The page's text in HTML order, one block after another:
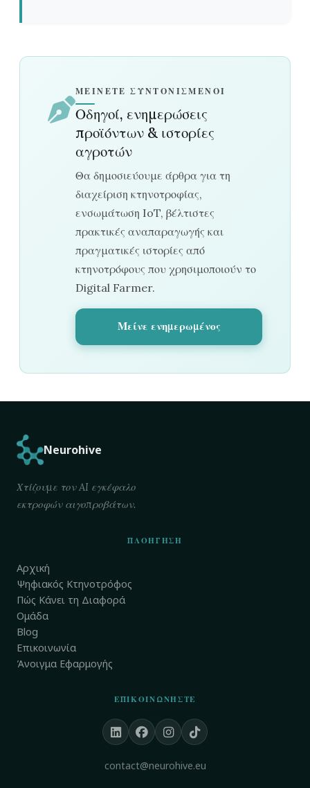
ΜΕΊΝΕΤΕ ΣΥΝΤΟΝΙΣΜΈΝΟΙ
Οδηγοί, ενημερώσεις
προϊόντων & ιστορίες
αγροτών
Θα δημοσιεύουμε άρθρα για τη
διαχείριση κτηνοτροφίας,
ενσωμάτωση IoT, βέλτιστες
πρακτικές αναπαραγωγής και
πραγματικές ιστορίες από
κτηνοτρόφους που χρησιμοποιούν το
Digital Farmer.
Μείνε ενημερωμένος
Neurohive
Χτίζουμε τον AI εγκέφαλο
εκτροφών αιγοπροβάτων.
ΠΛΟΉΓΗΣΗ
Αρχική
Ψηφιακός Κτηνοτρόφος
Πώς Κάνει τη Διαφορά
Ομάδα
Blog
Επικοινωνία
Άνοιγμα Εφαρμογής
ΕΠΙΚΟΙΝΩΝΉΣΤΕ
contact@neurohive.eu